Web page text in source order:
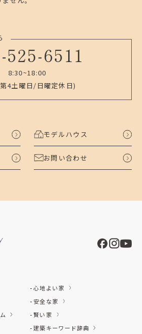
525-6511
8:30~18:00
4土曜日/日曜定休日)
モデルハウス
お問い合わせ
心地よい家
安全な家
賢い家
建築キーワード辞典